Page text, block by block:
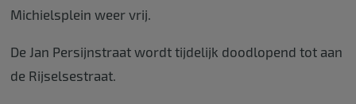
Michielsplein weer vrij.
De Jan Persijnstraat wordt tijdelijk doodlopend tot aan
de Rijselsestraat.